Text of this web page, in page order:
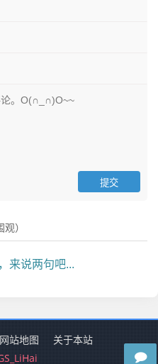
观）
来说两句吧...
网站地图
关于本站